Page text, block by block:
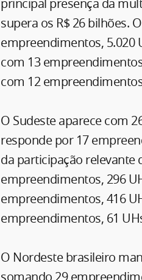
principal presença da
supera os R$ 26 bilhões.
empreendimentos, 5.020
com 13
com 12
O Sudeste aparece com
responde por 17
da participação relevante
empreendimentos, 296
empreendimentos, 416
empreendimentos, 61
O Nordeste brasileiro